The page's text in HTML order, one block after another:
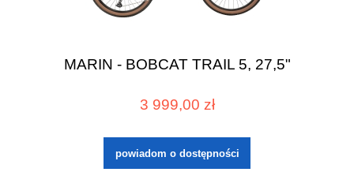
MARIN - BOBCAT TRAIL 5, 27,5"
3 999,00 zł
powiadom o dostępności